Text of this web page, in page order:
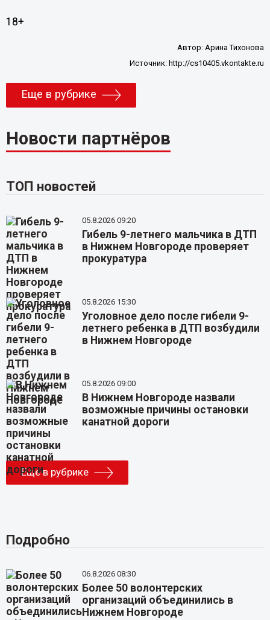
18+
Автор:Арина Тихонова
Источник: http://cs10405.vkontakte.ru
Еще в рубрике
Новости партнёров
ТОП новостей
05.8.2026 09:20
Гибель 9-летнего мальчика в ДТП
в Нижнем Новгороде проверяет
прокуратура
05.8.2026 15:30
Уголовное дело после гибели 9-
летнего ребенка в ДТП возбудили
в Нижнем Новгороде
05.8.2026 09:00
В Нижнем Новгороде назвали
возможные причины остановки
канатной дороги
Еще в рубрике
Подробно
06.8.2026 08:30
Более 50 волонтерских
организаций объединились в
Нижнем Новгороде